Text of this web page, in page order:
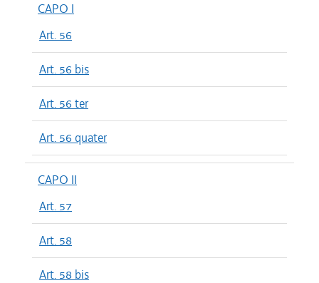
CAPO I
Art. 56
Art. 56 bis
Art. 56 ter
Art. 56 quater
CAPO II
Art. 57
Art. 58
Art. 58 bis